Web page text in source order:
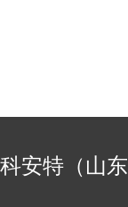
科安特（山